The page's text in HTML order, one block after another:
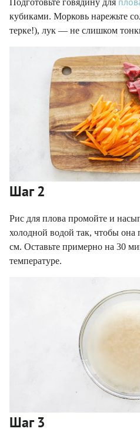
кубиками. Морковь нарежьте
терке!), лук — не слишком
Шаг 2
Рис для плова промойте и
холодной водой так, чтобы она
см. Оставьте примерно на 30
температуре.
Шаг 3